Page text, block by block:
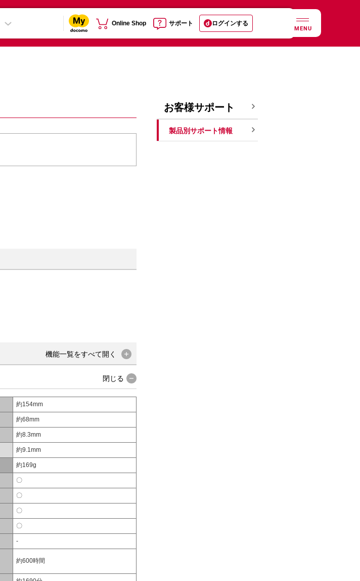
Online Shop サポート ログインする
MENU
機能一覧をすべて開く
閉じる
約154mm
約68mm
約8.3mm
約9.1mm
約169g
〇
〇
〇
〇
-
約600時間
お客様サポート
製品別サポート情報